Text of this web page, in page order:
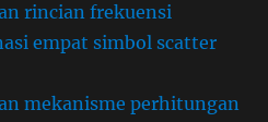
rincian frekuensi
empat simbol scatter
mekanisme perhitungan